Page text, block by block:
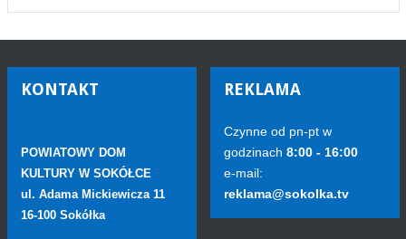
KONTAKT
POWIATOWY DOM
KULTURY W SOKÓŁCE
ul. Adama Mickiewicza 11
16-100 Sokółka
REKLAMA
Czynne od pn-pt w
godzinach 8:00 - 16:00
e-mail:
reklama@sokolka.tv